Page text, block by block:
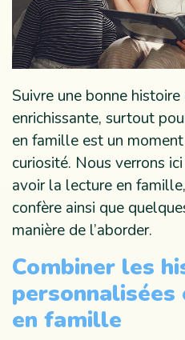
Suivre une bonne
enrichissante, surtout
en famille est un
curiosité. Nous verrons
avoir la lecture en
confère ainsi que
manière de l’aborder.
Combiner les
en famille